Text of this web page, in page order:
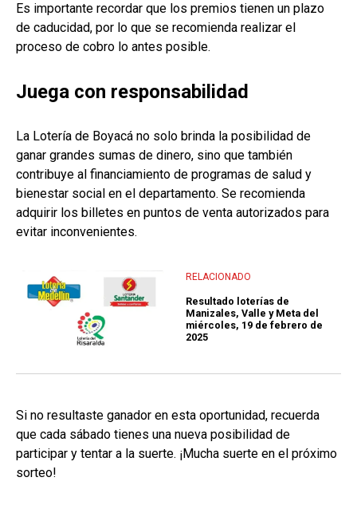
Es importante recordar que los premios tienen un plazo
de caducidad, por lo que se recomienda realizar el
proceso de cobro lo antes posible.
Juega con responsabilidad
La Lotería de Boyacá no solo brinda la posibilidad de
ganar grandes sumas de dinero, sino que también
contribuye al financiamiento de programas de salud y
bienestar social en el departamento. Se recomienda
adquirir los billetes en puntos de venta autorizados para
evitar inconvenientes.
RELACIONADO
Resultado loterías de
Manizales, Valle y Meta del
miércoles, 19 de febrero de
2025
Si no resultaste ganador en esta oportunidad, recuerda
que cada sábado tienes una nueva posibilidad de
participar y tentar a la suerte. ¡Mucha suerte en el próximo
sorteo!